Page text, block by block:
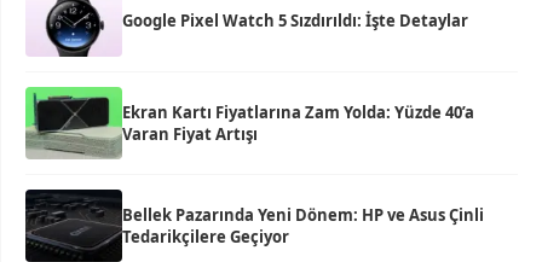
Google Pixel Watch 5 Sızdırıldı: İşte Detaylar
Ekran Kartı Fiyatlarına Zam Yolda: Yüzde 40’a
Varan Fiyat Artışı
Bellek Pazarında Yeni Dönem: HP ve Asus Çinli
Tedarikçilere Geçiyor